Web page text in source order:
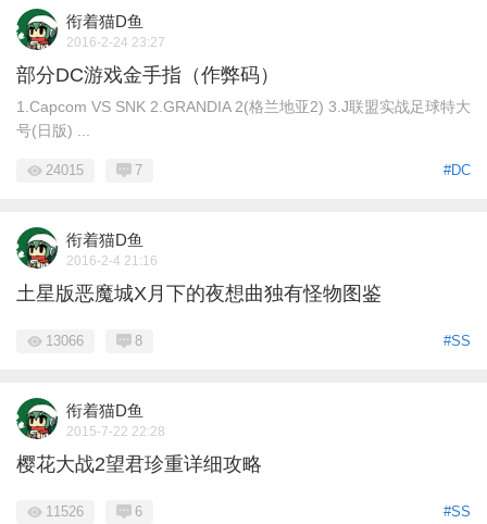
衔着猫D鱼
2016-2-24 23:27
部分DC游戏金手指（作弊码）
1.Capcom VS SNK 2.GRANDIA 2(格兰地亚2) 3.J联盟实战足球特大
号(日版) ...
#DC
24015 7
衔着猫D鱼
2016-2-4 21:16
土星版恶魔城X月下的夜想曲独有怪物图鉴
#SS
13066 8
衔着猫D鱼
2015-7-22 22:28
樱花大战2望君珍重详细攻略
#SS
11526 6